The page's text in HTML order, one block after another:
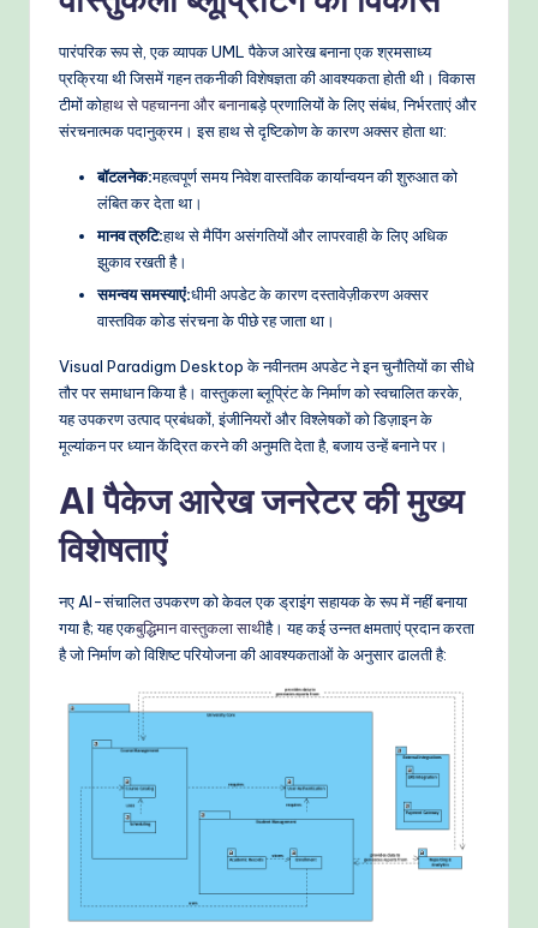
w
&
T
e
c
M
h
पारंपरिक रूप से, एक व्यापक UML पैकेज आरेख बनाना एक श्रमसाध्य
प्रक्रिया थी जिसमें गहन तकनीकी विशेषज्ञता की आवश्यकता होती थी। विकास
टीमों कोहाथ से पहचानना और बनानाबड़े प्रणालियों के लिए संबंध, निर्भरताएं और
संरचनात्मक पदानुक्रम। इस हाथ से दृष्टिकोण के कारण अक्सर होता था:
बॉटलनेक:महत्वपूर्ण समय निवेश वास्तविक कार्यान्वयन की शुरुआत को
लंबित कर देता था।
मानव त्रुटि:हाथ से मैपिंग असंगतियों और लापरवाही के लिए अधिक
झुकाव रखती है।
समन्वय समस्याएं:धीमी अपडेट के कारण दस्तावेज़ीकरण अक्सर
वास्तविक कोड संरचना के पीछे रह जाता था।
Visual Paradigm Desktop के नवीनतम अपडेट ने इन चुनौतियों का सीधे
तौर पर समाधान किया है। वास्तुकला ब्लूप्रिंट के निर्माण को स्वचालित करके,
यह उपकरण उत्पाद प्रबंधकों, इंजीनियरों और विश्लेषकों को डिज़ाइन के
मूल्यांकन पर ध्यान केंद्रित करने की अनुमति देता है, बजाय उन्हें बनाने पर।
AI पैकेज आरेख जनरेटर की मुख्य
विशेषताएं
नए AI-संचालित उपकरण को केवल एक ड्राइंग सहायक के रूप में नहीं बनाया
गया है; यह एकबुद्धिमान वास्तुकला साथीहै। यह कई उन्नत क्षमताएं प्रदान करता
है जो निर्माण को विशिष्ट परियोजना की आवश्यकताओं के अनुसार ढालती है: